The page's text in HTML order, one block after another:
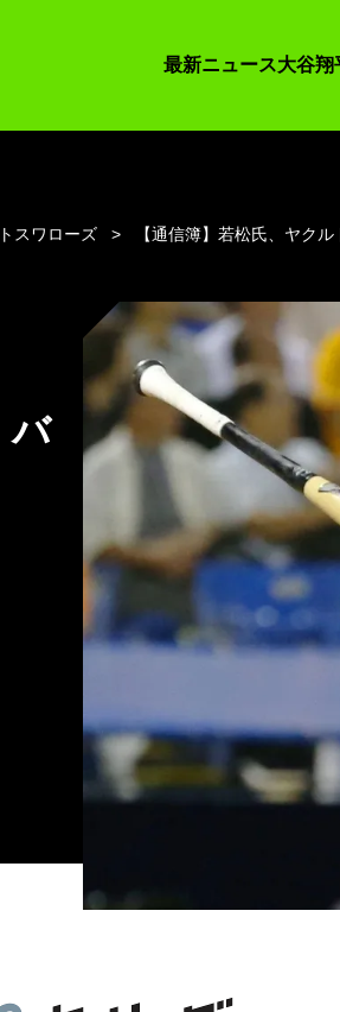
最新ニュース大谷翔
スワローズ 【通信簿】若松氏、ヤク
バ